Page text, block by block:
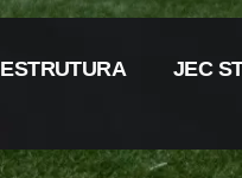
ESTRUTURA JEC